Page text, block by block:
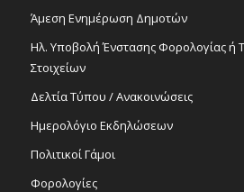
Άμεση Ενημέρωση Δημοτών
Ηλ. Υποβολή Ένστασης Φορολογίας ή
Στοιχείων
Δελτία Τύπου / Ανακοινώσεις
Ημερολόγιο Εκδηλώσεων
Πολιτικοί Γάμοι
Φορολογίες